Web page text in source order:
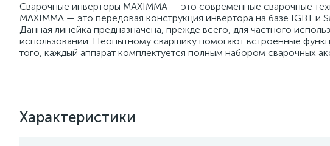
Сварочные инверторы MAXIMMA — это современные сварочные
MAXIMMA — это передовая конструкция инвертора на базе IGBT и
Данная линейка предназначена, прежде всего, для частного
использовании. Неопытному сварщику помогают встроенные
того, каждый аппарат комплектуется полным набором сварочных
Характеристики